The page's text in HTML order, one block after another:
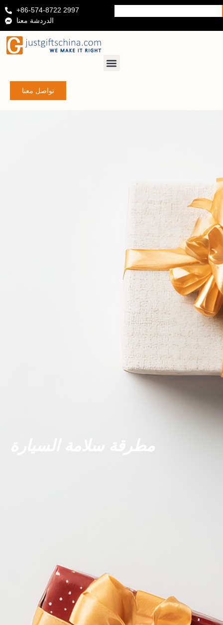
+86-574-8722 2997
الدردشة معنا
تواصل معنا
مطرقة سلامة السيارة